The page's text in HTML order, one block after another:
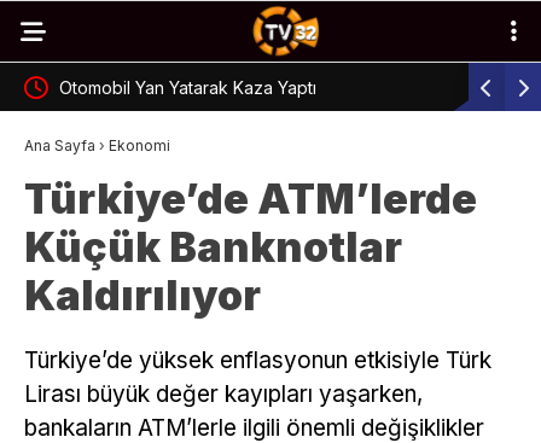
Otomobil Yan Yatarak Kaza Yaptı
Ana Sayfa › Ekonomi
Türkiye’de ATM’lerde
Küçük Banknotlar
Kaldırılıyor
Türkiye’de yüksek enflasyonun etkisiyle Türk
Lirası büyük değer kayıpları yaşarken,
bankaların ATM’lerle ilgili önemli değişiklikler